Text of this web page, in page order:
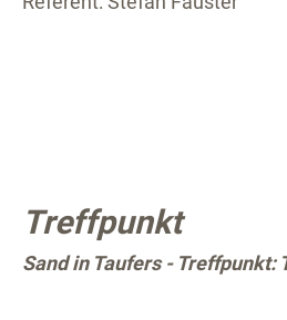
Treffpunkt
Sand in Taufers - Treffpunkt: